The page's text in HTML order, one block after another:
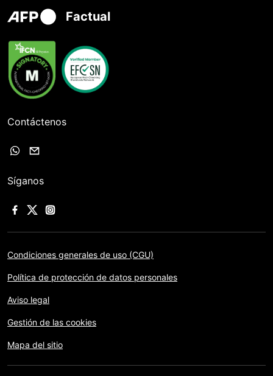
Factual
Contáctenos
Síganos
Condiciones generales de uso (CGU)
Política de protección de datos personales
Aviso legal
Gestión de las cookies
Mapa del sitio